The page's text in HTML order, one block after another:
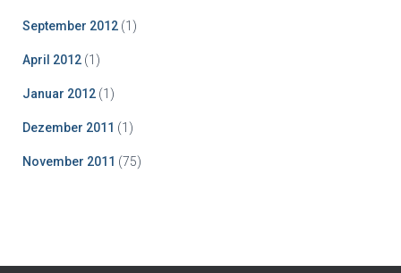
September 2012 (1)
April 2012 (1)
Januar 2012 (1)
Dezember 2011 (1)
November 2011 (75)